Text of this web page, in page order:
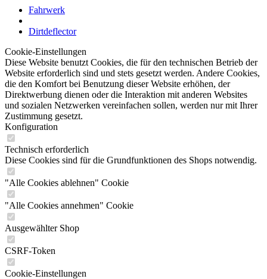
Fahrwerk
Dirtdeflector
Cookie-Einstellungen
Diese Website benutzt Cookies, die für den technischen Betrieb der
Website erforderlich sind und stets gesetzt werden. Andere Cookies,
die den Komfort bei Benutzung dieser Website erhöhen, der
Direktwerbung dienen oder die Interaktion mit anderen Websites
und sozialen Netzwerken vereinfachen sollen, werden nur mit Ihrer
Zustimmung gesetzt.
Konfiguration
Technisch erforderlich
Diese Cookies sind für die Grundfunktionen des Shops notwendig.
"Alle Cookies ablehnen" Cookie
"Alle Cookies annehmen" Cookie
Ausgewählter Shop
CSRF-Token
Cookie-Einstellungen